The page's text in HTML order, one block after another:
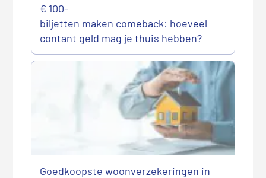
€ 100-
biljetten maken comeback: hoeveel
contant geld mag je thuis hebben?
Goedkoopste woonverzekeringen in